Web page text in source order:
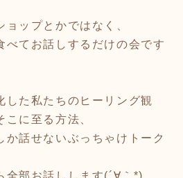
ップとかではなく、
べてお話しするだけの会です
した私たちのヒーリング観
に至る方法、
か話せないぶっちゃけトーク
全部お話しします(´∀｀*)